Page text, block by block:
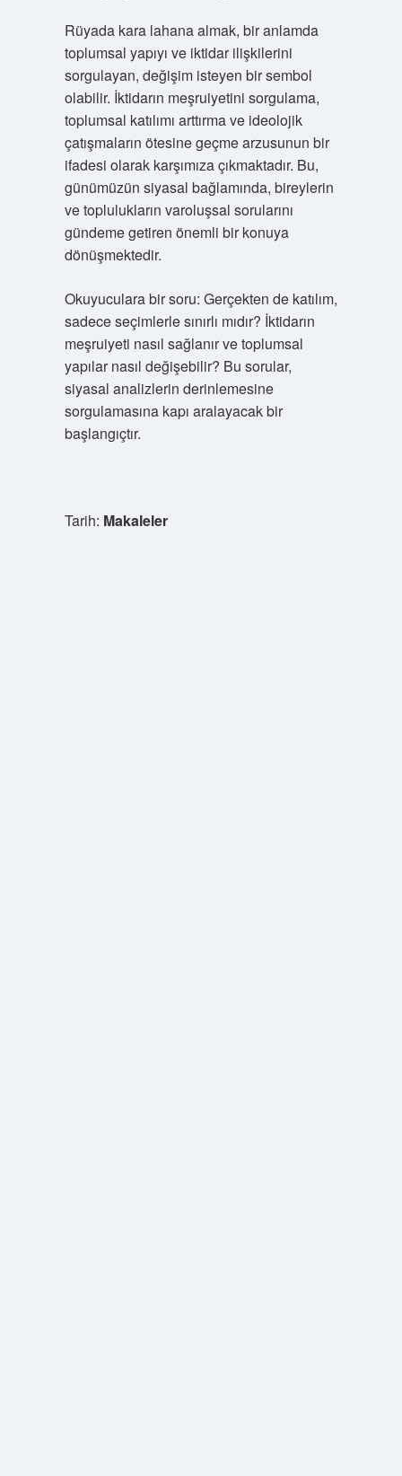
Rüyada kara lahana almak, bir anlamda
toplumsal yapıyı ve iktidar ilişkilerini
sorgulayan, değişim isteyen bir sembol
olabilir. İktidarın meşruiyetini sorgulama,
toplumsal katılımı arttırma ve ideolojik
çatışmaların ötesine geçme arzusunun bir
ifadesi olarak karşımıza çıkmaktadır. Bu,
günümüzün siyasal bağlamında, bireylerin
ve toplulukların varoluşsal sorularını
gündeme getiren önemli bir konuya
dönüşmektedir.
Okuyuculara bir soru: Gerçekten de katılım,
sadece seçimlerle sınırlı mıdır? İktidarın
meşruiyeti nasıl sağlanır ve toplumsal
yapılar nasıl değişebilir? Bu sorular,
siyasal analizlerin derinlemesine
sorgulamasına kapı aralayacak bir
başlangıçtır.
Tarih: Makaleler